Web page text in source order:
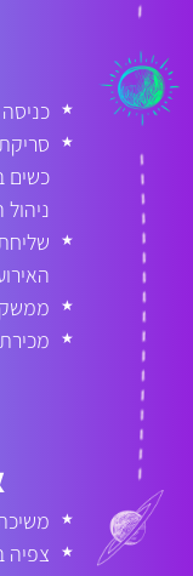
★
★
כשים
★
★ ממשק
★
★
★ צפיה